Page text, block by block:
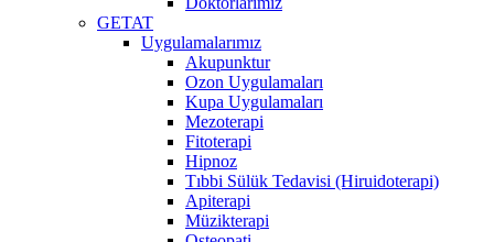
GETAT
Uygulamalarımız
Akupunktur
Ozon Uygulamaları
Kupa Uygulamaları
Mezoterapi
Fitoterapi
Hipnoz
Tıbbi Sülük Tedavisi (Hiruidoterapi)
Apiterapi
Müzikterapi